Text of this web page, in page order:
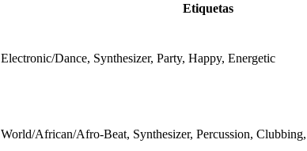
Etiquetas
Electronic/Dance, Synthesizer, Party, Happy, Energetic
World/African/Afro-Beat, Synthesizer, Percussion,